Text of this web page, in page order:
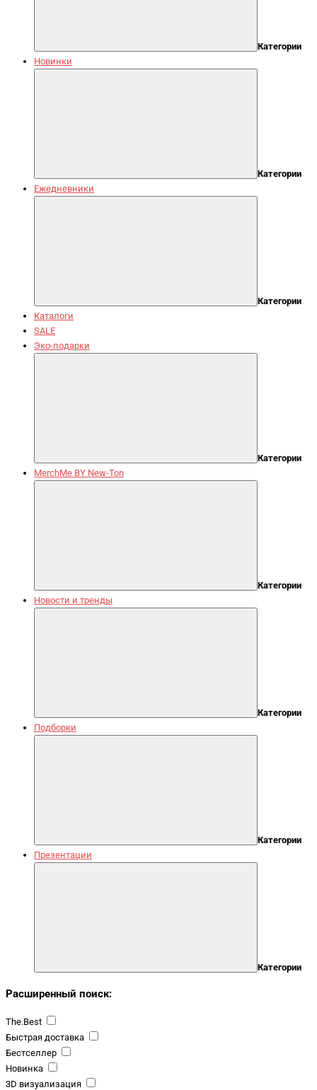
Категории
Новинки
Категории
Ежедневники
Категории
Каталоги
SALE
Эко-подарки
Категории
MerchMe BY New-Ton
Категории
Новости и тренды
Категории
Подборки
Категории
Презентации
Категории
Расширенный поиск:
The.Best
Быстрая доставка
Бестселлер
Новинка
3D визуализация